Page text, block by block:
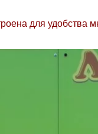
для удобства